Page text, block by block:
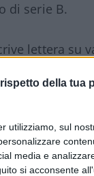
rispetto della tua
utilizziamo, sul
media e
si acconsente
di serie B.
lettera su
la
Pietro Ichino
di